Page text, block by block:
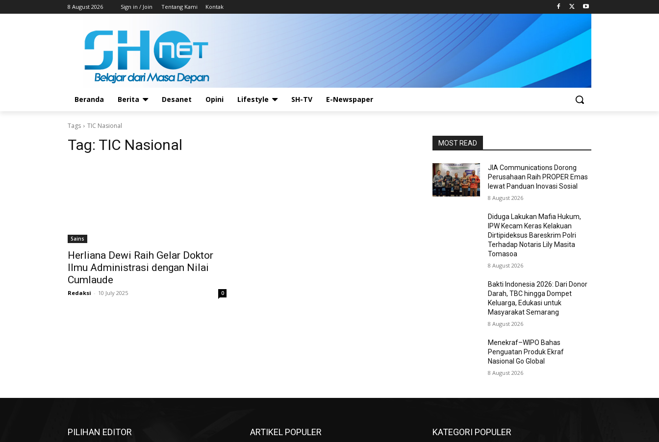
8 August 2026 Sign in / Join Tentang Kami Kontak
Beranda Berita Desanet Opini Lifestyle SH-TV E-Newspaper
Tags TIC Nasional
Tag: TIC Nasional
Sains
Herliana Dewi Raih Gelar Doktor
Ilmu Administrasi dengan Nilai
Cumlaude
Redaksi - 10 July 2025 0
MOST READ
JIA Communications Dorong
Perusahaan Raih PROPER Emas
lewat Panduan Inovasi Sosial
8 August 2026
Diduga Lakukan Mafia Hukum,
IPW Kecam Keras Kelakuan
Dirtipideksus Bareskrim Polri
Terhadap Notaris Lily Masita
Tomasoa
8 August 2026
Bakti Indonesia 2026: Dari Donor
Darah, TBC hingga Dompet
Keluarga, Edukasi untuk
Masyarakat Semarang
8 August 2026
Menekraf–WIPO Bahas
Penguatan Produk Ekraf
Nasional Go Global
8 August 2026
PILIHAN EDITOR ARTIKEL POPULER KATEGORI POPULER